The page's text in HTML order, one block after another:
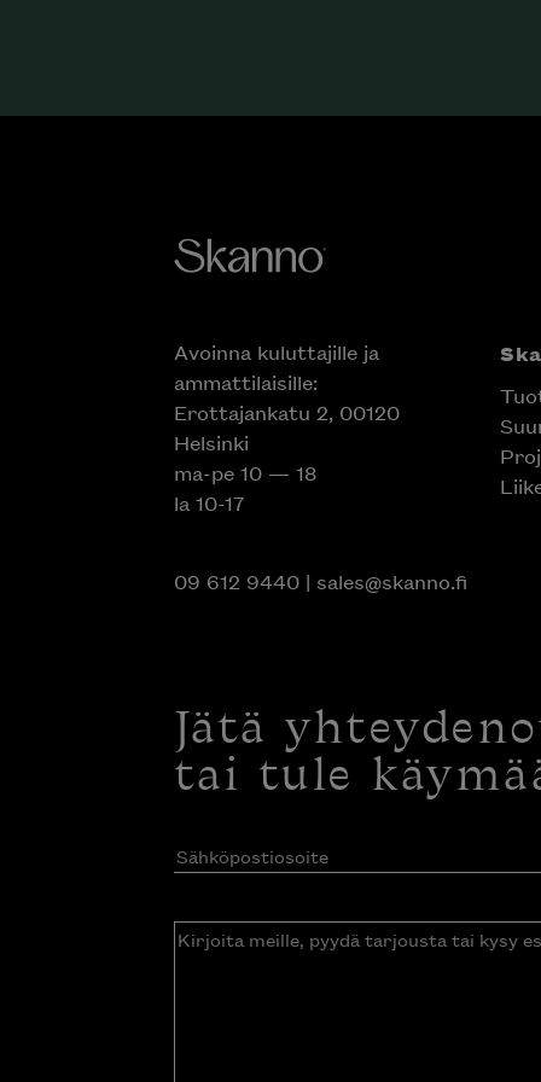
Avoinna kuluttajille ja
ammattilaisille:
Erottajankatu 2, 00120
Helsinki
ma-pe 10 — 18
la 10-17
09 612 9440| sales@skanno.fi
Jätä
tai tule
Sähköpostiosoite(Pakollinen)
Kirjoita